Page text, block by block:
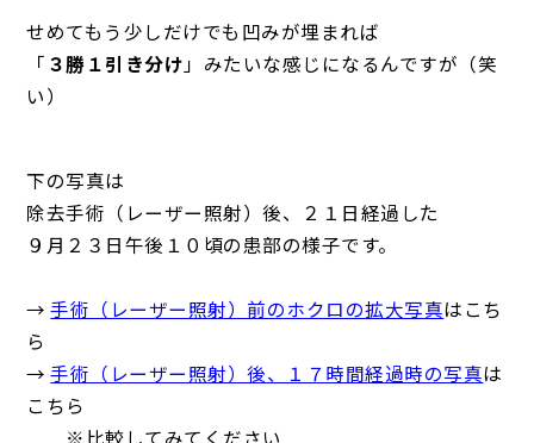
せめてもう少しだけでも凹みが埋まれば
「 ３勝１引き分け 」みたいな感じになるんですが（笑
い）
下の写真は
除去手術（レーザー照射）後、２１日経過した
９月２３日午後１０頃の患部の様子です。
→手術（レーザー照射）前のホクロの拡大写真はこち
ら
→手術（レーザー照射）後、１７時間経過時の写真は
こちら
※比較してみてください